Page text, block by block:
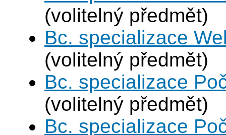
(volitelný předmět)
Bc. specializace
(volitelný předmět)
Bc. specializace
(volitelný předmět)
Bc. specializace